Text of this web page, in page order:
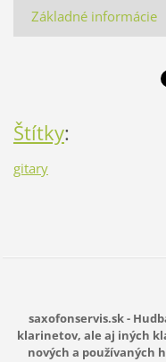
Základné informácie
Štítky:
gitary
saxofonservis.sk -
klarinetov, ale aj iných
nových a používaných